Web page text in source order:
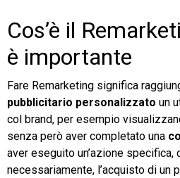
Cos’è il
è importante
Fare Remarketing significa
pubblicitario personalizzato un
col brand, per esempio
senza però aver completato una
aver eseguito un’azione specifica,
necessariamente, l’acquisto di un